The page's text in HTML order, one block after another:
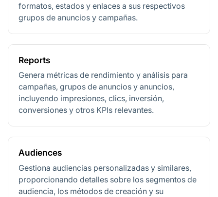
formatos, estados y enlaces a sus respectivos
grupos de anuncios y campañas.
Reports
Genera métricas de rendimiento y análisis para
campañas, grupos de anuncios y anuncios,
incluyendo impresiones, clics, inversión,
conversiones y otros KPIs relevantes.
Audiences
Gestiona audiencias personalizadas y similares,
proporcionando detalles sobre los segmentos de
audiencia, los métodos de creación y su